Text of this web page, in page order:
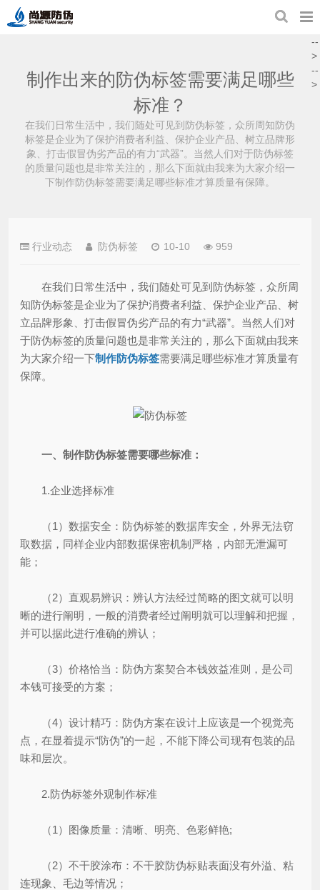
制作出来的防伪标签需要满足哪些
标准？
在我们日常生活中，我们随处可见到防伪标签，众所周知防伪
标签是企业为了保护消费者利益、保护企业产品、树立品牌形
象、打击假冒伪劣产品的有力“武器”。当然人们对于防伪标签
的质量问题也是非常关注的，那么下面就由我来为大家介绍一
下制作防伪标签需要满足哪些标准才算质量有保障。
行业动态 防伪标签 10-10 959
在我们日常生活中，我们随处可见到防伪标签，众所周
知防伪标签是企业为了保护消费者利益、保护企业产品、树
立品牌形象、打击假冒伪劣产品的有力“武器”。当然人们对
于防伪标签的质量问题也是非常关注的，那么下面就由我来
为大家介绍一下制作防伪标签需要满足哪些标准才算质量有
保障。
一、制作防伪标签需要哪些标准：
1.企业选择标准
（1）数据安全：防伪标签的数据库安全，外界无法窃
取数据，同样企业内部数据保密机制严格，内部无泄漏可
能；
（2）直观易辨识：辨认方法经过简略的图文就可以明
晰的进行阐明，一般的消费者经过阐明就可以理解和把握，
并可以据此进行准确的辨认；
（3）价格恰当：防伪方案契合本钱效益准则，是公司
本钱可接受的方案；
（4）设计精巧：防伪方案在设计上应该是一个视觉亮
点，在显着提示“防伪”的一起，不能下降公司现有包装的品
味和层次。
2.防伪标签外观制作标准
（1）图像质量：清晰、明亮、色彩鲜艳;
（2）不干胶涂布：不干胶防伪标贴表面没有外溢、粘
连现象、毛边等情况；
--
>
--
>